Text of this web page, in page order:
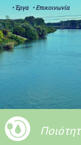
• Έργα
• Επικοινωνία